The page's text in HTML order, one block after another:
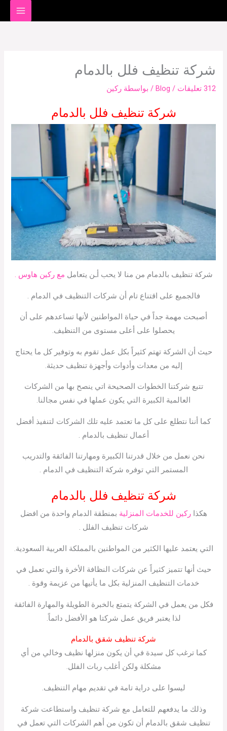
إلى
شركة تنظيف فلل بالدمام
312 تعليقات /
Blog / بواسطة ركين
شركة تنظيف فلل بالدمام
شركة تنظيف بالدمام من منا لا يحب أـن يتعامل مع ركين هاوس .
فالجميع على اقتناع تام أن شركات التنظيف في الدمام .
أصبحت مهمة جداً في حياة المواطنين لأنها تساعدهم على أن
يحصلوا على أعلى مستوى من التنظيف.
حيث أن الشركة تهتم كثيراً بكل عمل تقوم به وتوفير كل ما يحتاج
إليه من معدات وأدوات وأجهزة تنظيف حديثة.
تتبع شركتنا الخطوات الصحيحة اتي ينصح بها من الشركات
العالمية الكبيرة التي يكون عملها في نفس مجالنا.
كما أننا نتطلع على كل ما تعتمد عليه تلك الشركات لتنفيذ أفضل
أعمال تنظيف بالدمام .
نحن نعمل من خلال قدرتنا الكبيرة ومهارتنا الفائقة والتدريب
المستمر التي توفره شركة التنظيف في الدمام .
شركة تنظيف فلل بالدمام
هكذاركين للخدمات المنزلية بمنطقة الدمام واحدة من افضل
شركات تنظيف الفلل .
التي يعتمد عليها الكثير من المواطنين بالمملكة العربية السعودية.
حيث أنها تتميز كثيراً عن شركات النظافة الأخرة والتي تعمل في
خدمات التنظيف المنزلية بكل ما يأتيها من عزيمة وقوة .
فكل من يعمل في الشركة يتمتع بالخبرة الطويلة والمهارة الفائقة
لذا يعتبر فريق عمل شركتا هو الأفضل دائماً.
شركة تنظيف شقق بالدمام
كما ترغب كل سيدة في أن يكون منزلها نظيف وخالي من أي
مشكلة ولكن أغلب ربات الفلل.
ليسوا على دراية تامة في تقديم مهام التنظيف.
وذلك ما يدفعهم للتعامل مع شركة تنظيف واستطاعت شركة
تنظيف شقق بالدمام أن تكون من أهم الشركات التي تعمل في